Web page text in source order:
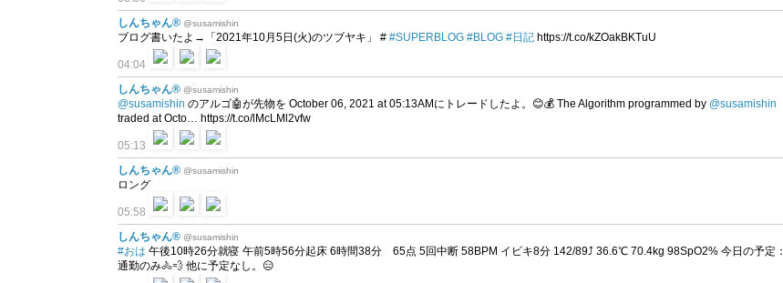
しんちゃん® @susamishin
ブログ書いたよ→「2021年10月5日(火)のツブヤキ」 # #SUPERBLOG #BLOG #日記 https://t.co/kZOakBKTuU
04:04
しんちゃん® @susamishin
@susamishin のアルゴ🤖が先物を October 06, 2021 at 05:13AMにトレードしたよ。😊💰 The Algorithm programmed by @susamishin
traded at Octo… https://t.co/lMcLMl2vfw
05:13
しんちゃん® @susamishin
ロング
05:58
しんちゃん® @susamishin
#おは 午後10時26分就寝 午前5時56分起床 6時間38分 65点 5回中断 58BPM イビキ8分 142/89⤴ 36.6℃ 70.4kg 98SpO2% 今日の予定：
通勤のみ🚴💨 他に予定なし。😑